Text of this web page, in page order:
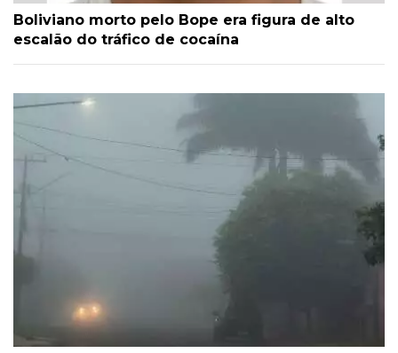
Boliviano morto pelo Bope era figura de alto
escalão do tráfico de cocaína